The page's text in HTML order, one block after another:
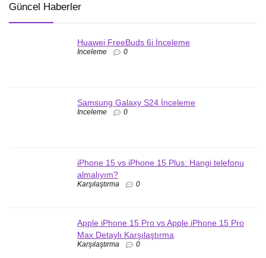
Güncel Haberler
Huawei FreeBuds 6i İnceleme
İnceleme 0
Samsung Galaxy S24 İnceleme
İnceleme 0
iPhone 15 vs iPhone 15 Plus: Hangi telefonu
almalıyım?
Karşılaştırma 0
Apple iPhone 15 Pro vs Apple iPhone 15 Pro
Max Detaylı Karşılaştırma
Karşılaştırma 0